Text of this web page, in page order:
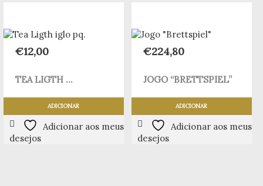
€12,00
TEA LIGTH ...
ADICIONAR
Adicionar aos meus
desejos
€224,80
JOGO “BRETTSPIEL”
ADICIONAR
Adicionar aos meus
desejos